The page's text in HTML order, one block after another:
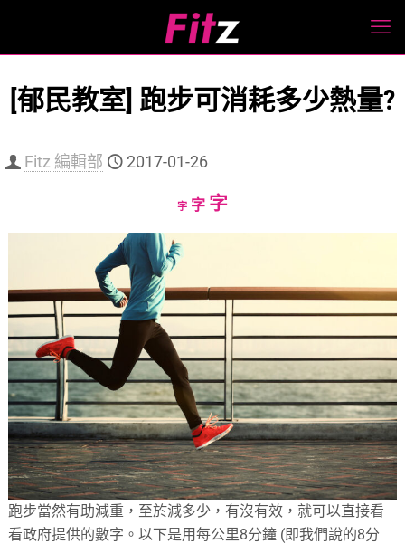
[郁民教室] 跑步可消耗多少熱量?
Fitz 編輯部 2017-01-26
字Decrease
字Reset
字Increase
跑步當然有助減重，至於減多少，有沒有效，就可以直接看
看政府提供的數字。以下是用每公里8分鐘 (即我們說的8分